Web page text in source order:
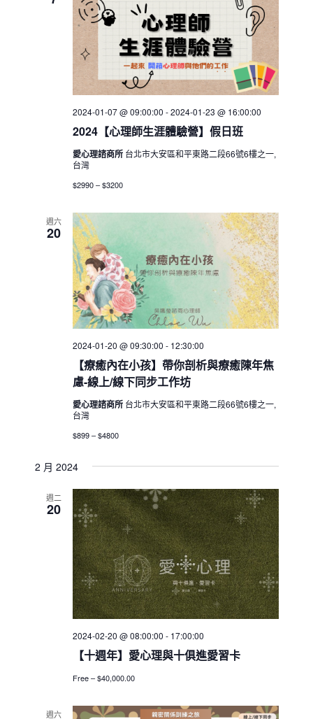
2024【心理師生涯體驗營】假日班
2024-01-07 @ 09:00:00 -2024-01-23 @ 16:00:00
愛心理諮商所 台北市大安區和平東路二段66號6樓之一,
台灣
$2990 – $3200
週六
20
【療癒內在小孩】帶你剖析與療癒陳年焦
慮-線上/線下同步工作坊
2024-01-20 @ 09:30:00 - 12:30:00
愛心理諮商所 台北市大安區和平東路二段66號6樓之一,
台灣
$899 – $4800
2 月 2024
週二
20
【十週年】愛心理與十俱進愛習卡
2024-02-20 @ 08:00:00 - 17:00:00
Free – $40,000.00
週六